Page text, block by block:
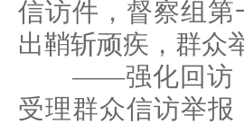
信访件，督察组
出鞘斩顽疾，群众
——强化回访，
受理群众信访举